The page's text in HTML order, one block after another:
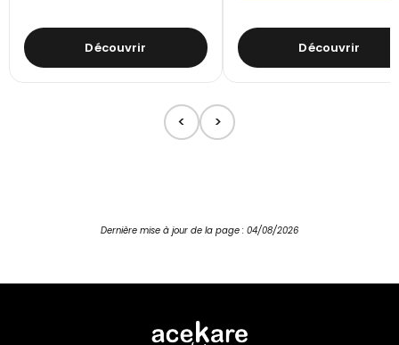
Découvrir Découvrir
< >
Dernière mise à jour de la page : 04/08/2026